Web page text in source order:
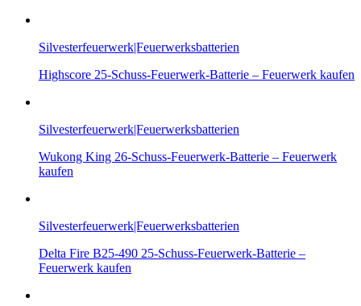
Silvesterfeuerwerk|Feuerwerksbatterien
Highscore 25-Schuss-Feuerwerk-Batterie – Feuerwerk kaufen
Silvesterfeuerwerk|Feuerwerksbatterien
Wukong King 26-Schuss-Feuerwerk-Batterie – Feuerwerk
kaufen
Silvesterfeuerwerk|Feuerwerksbatterien
Delta Fire B25-490 25-Schuss-Feuerwerk-Batterie –
Feuerwerk kaufen